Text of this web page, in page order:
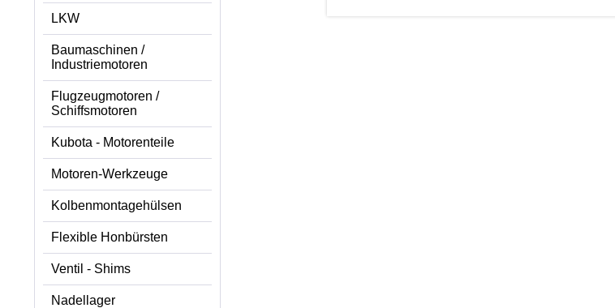
LKW
Baumaschinen /
Industriemotoren
Flugzeugmotoren /
Schiffsmotoren
Kubota - Motorenteile
Motoren-Werkzeuge
Kolbenmontagehülsen
Flexible Honbürsten
Ventil - Shims
Nadellager